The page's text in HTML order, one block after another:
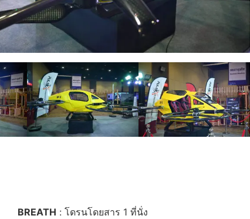
BREATH : โดรนโดยสาร 1 ที่นั่ง